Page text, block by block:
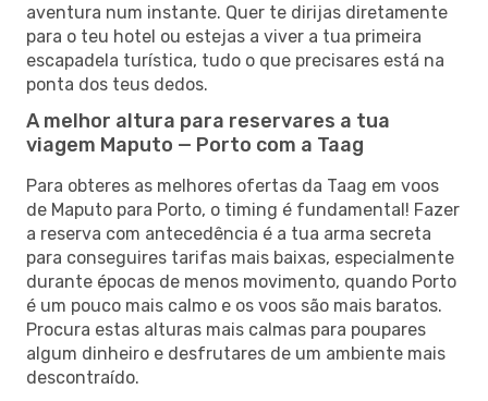
aventura num instante. Quer te dirijas diretamente
para o teu hotel ou estejas a viver a tua primeira
escapadela turística, tudo o que precisares está na
ponta dos teus dedos.
A melhor altura para reservares a tua
viagem Maputo — Porto com a Taag
Para obteres as melhores ofertas da Taag em voos
de Maputo para Porto, o timing é fundamental! Fazer
a reserva com antecedência é a tua arma secreta
para conseguires tarifas mais baixas, especialmente
durante épocas de menos movimento, quando Porto
é um pouco mais calmo e os voos são mais baratos.
Procura estas alturas mais calmas para poupares
algum dinheiro e desfrutares de um ambiente mais
descontraído.